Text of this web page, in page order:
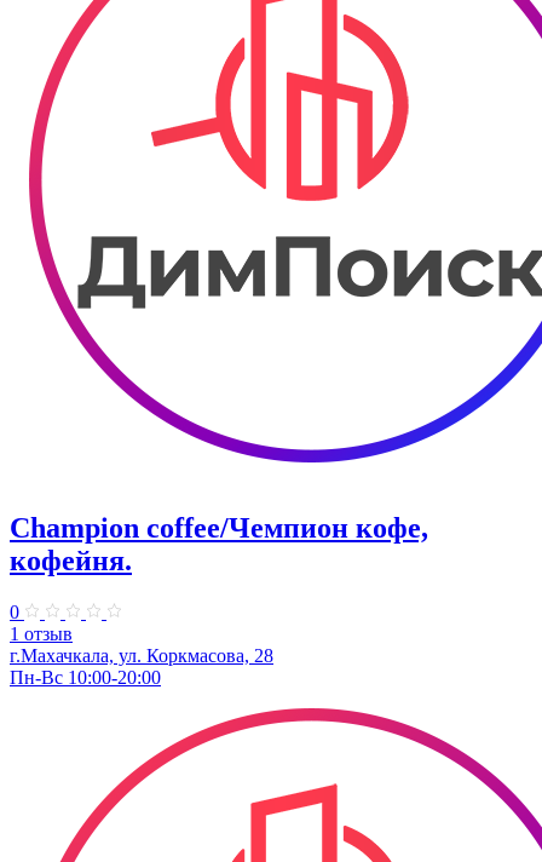
Champion coffee/Чемпион кофе,
кофейня.
0
1 отзыв
г.Махачкала, ул. Коркмасова, 28
Пн-Вс 10:00-20:00